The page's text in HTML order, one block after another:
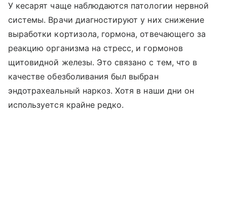
У кесарят чаще наблюдаются патологии нервной
системы. Врачи диагностируют у них снижение
выработки кортизола, гормона, отвечающего за
реакцию организма на стресс, и гормонов
щитовидной железы. Это связано с тем, что в
качестве обезболивания был выбран
эндотрахеальный наркоз. Хотя в наши дни он
используется крайне редко.